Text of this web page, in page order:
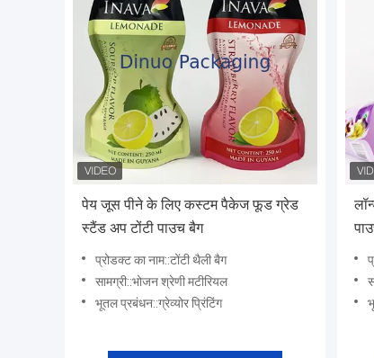
पेय जूस पीने के लिए कस्टम पैकेज फूड ग्रेड
स्टैंड अप टोंटी पाउच बैग
प्रोडक्ट का नाम::टोंटी थैली बैग
सामग्री::भोजन श्रेणी मटीरियल
भूतल प्रबंधन::ग्रेव्योर प्रिंटिंग